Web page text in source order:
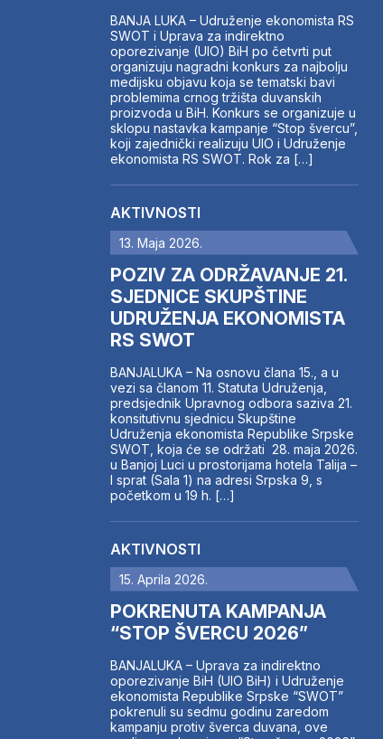
BANJA LUKA – Udruženje ekonomista RS
SWOT i Uprava za indirektno
oporezivanje (UIO) BiH po četvrti put
organizuju nagradni konkurs za najbolju
medijsku objavu koja se tematski bavi
problemima crnog tržišta duvanskih
proizvoda u BiH. Konkurs se organizuje u
sklopu nastavka kampanje “Stop švercu”,
koji zajednički realizuju UIO i Udruženje
ekonomista RS SWOT. Rok za […]
AKTIVNOSTI
13. Maja 2026.
POZIV ZA ODRŽAVANJE 21.
SJEDNICE SKUPŠTINE
UDRUŽENJA EKONOMISTA
RS SWOT
BANJALUKA – Na osnovu člana 15., a u
vezi sa članom 11. Statuta Udruženja,
predsjednik Upravnog odbora saziva 21.
konsitutivnu sjednicu Skupštine
Udruženja ekonomista Republike Srpske
SWOT, koja će se održati 28. maja 2026.
u Banjoj Luci u prostorijama hotela Talija –
I sprat (Sala 1) na adresi Srpska 9, s
početkom u 19 h. […]
AKTIVNOSTI
15. Aprila 2026.
POKRENUTA KAMPANJA
“STOP ŠVERCU 2026”
BANJALUKA – Uprava za indirektno
oporezivanje BiH (UIO BiH) i Udruženje
ekonomista Republike Srpske “SWOT”
pokrenuli su sedmu godinu zaredom
kampanju protiv šverca duvana, ove